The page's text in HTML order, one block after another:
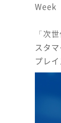
Week
「次
スタ
プレ